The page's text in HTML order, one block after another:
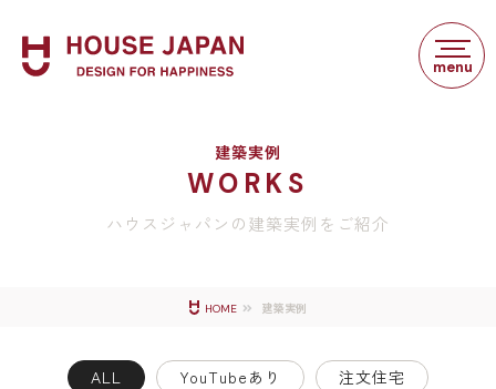
建築実例
WORKS
ハウスジャパンの建築実例をご紹介
HOME 建築実例
ALL YouTubeあり 注文住宅